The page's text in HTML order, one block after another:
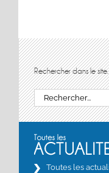
Rechercher dans le
Rechercher:
Toutes les